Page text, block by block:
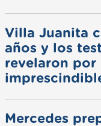
Villa Juanita
años y los
revelaron por
Mercedes